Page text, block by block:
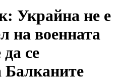
Украйна не е
на военната
се
Балканите